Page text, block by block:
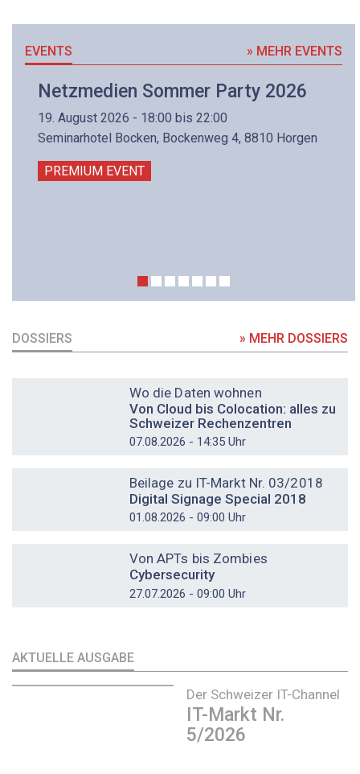
EVENTS » MEHR EVENTS
Netzmedien Sommer Party 2026
19. August 2026 - 18:00 bis 22:00
Seminarhotel Bocken, Bockenweg 4, 8810 Horgen
PREMIUM EVENT
DOSSIERS » MEHR DOSSIERS
Wo die Daten wohnen
Von Cloud bis Colocation: alles zu
Schweizer Rechenzentren
07.08.2026 - 14:35 Uhr
Beilage zu IT-Markt Nr. 03/2018
Digital Signage Special 2018
01.08.2026 - 09:00 Uhr
Von APTs bis Zombies
Cybersecurity
27.07.2026 - 09:00 Uhr
AKTUELLE AUSGABE
Der Schweizer IT-Channel
IT-Markt Nr.
5/2026